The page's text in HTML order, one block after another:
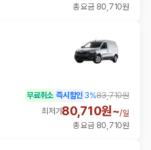
총 요금 80,710원
무료취소 즉시할인 3%83,710원
최저가80,710원~/일
총 요금 80,710원